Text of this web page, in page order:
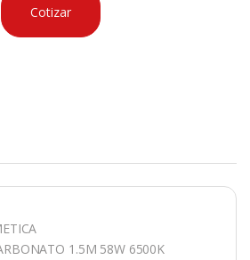
Cotizar
1.5M 58W 6500K